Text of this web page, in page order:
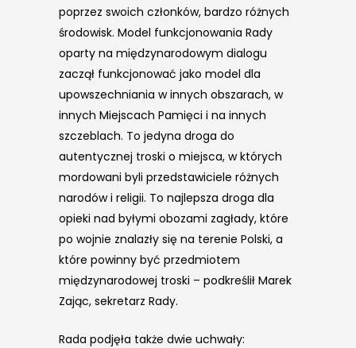
poprzez swoich członków, bardzo różnych
środowisk. Model funkcjonowania Rady
oparty na międzynarodowym dialogu
zaczął funkcjonować jako model dla
upowszechniania w innych obszarach, w
innych Miejscach Pamięci i na innych
szczeblach. To jedyna droga do
autentycznej troski o miejsca, w których
mordowani byli przedstawiciele różnych
narodów i religii. To najlepsza droga dla
opieki nad byłymi obozami zagłady, które
po wojnie znalazły się na terenie Polski, a
które powinny być przedmiotem
międzynarodowej troski – podkreślił Marek
Zając, sekretarz Rady.
Rada podjęła także dwie uchwały: